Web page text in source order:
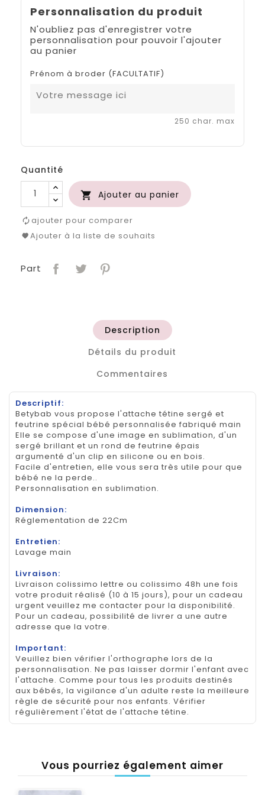
Personnalisation du produit
N'oubliez pas d'enregistrer votre
personnalisation pour pouvoir l'ajouter
au panier
Prénom à broder (FACULTATIF)
250 char. max
Quantité
 Ajouter au panier
ajouter pour comparer
Ajouter à la liste de souhaits
Part
Description
Détails du produit
Commentaires
Descriptif:
Betybab vous propose l'attache tétine sergé et
feutrine spécial bébé personnalisée fabriqué main
Elle se compose d'une image en sublimation, d'un
sergé brillant et un rond de feutrine épais
argumenté d'un clip en silicone ou en bois.
Facile d'entretien, elle vous sera très utile pour que
bébé ne la perde..
Personnalisation en sublimation.
Dimension:
Réglementation de 22Cm
Entretien:
Lavage main
Livraison:
Livraison colissimo lettre ou colissimo 48h une fois
votre produit réalisé (10 à 15 jours), pour un cadeau
urgent veuillez me contacter pour la disponibilité.
Pour un cadeau, possibilité de livrer a une autre
adresse que la votre.
Important:
Veuillez bien vérifier l'orthographe lors de la
personnalisation. Ne pas laisser dormir l'enfant avec
l'attache. Comme pour tous les produits destinés
aux bébés, la vigilance d'un adulte reste la meilleure
règle de sécurité pour nos enfants. Vérifier
régulièrement l'état de l'attache tétine.
Vous pourriez également aimer